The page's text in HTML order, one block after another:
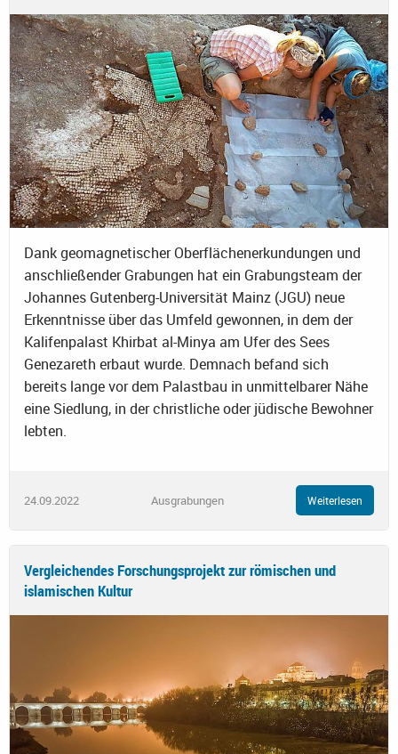
Dank geomagnetischer Oberflächenerkundungen und
anschließender Grabungen hat ein Grabungsteam der
Johannes Gutenberg-Universität Mainz (JGU) neue
Erkenntnisse über das Umfeld gewonnen, in dem der
Kalifenpalast Khirbat al-Minya am Ufer des Sees
Genezareth erbaut wurde. Demnach befand sich
bereits lange vor dem Palastbau in unmittelbarer Nähe
eine Siedlung, in der christliche oder jüdische Bewohner
lebten.
24.09.2022 Ausgrabungen Weiterlesen
Vergleichendes Forschungsprojekt zur römischen und
islamischen Kultur